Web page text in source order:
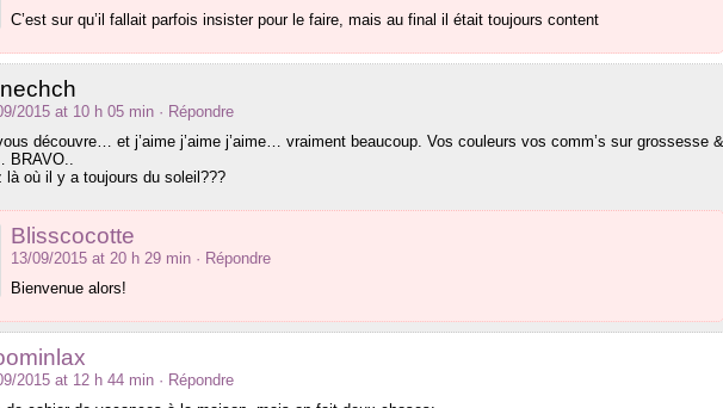
C’est sur qu’il fallait parfois insister pour le faire, mais au final il était toujours content
2015 at 10 h 05 min · Répondre
découvre… et j’aime j’aime j’aime… vraiment beaucoup. Vos couleurs vos comm’s sur grossesse &
là où il y a toujours du soleil???
Blisscocotte
13/09/2015 at 20 h 29 min · Répondre
Bienvenue alors!
2015 at 12 h 44 min · Répondre